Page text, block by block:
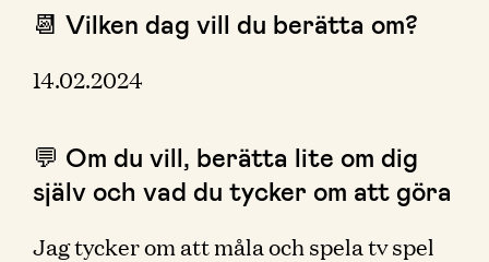
📆 Vilken dag vill du berätta om?
14.02.2024
💬 Om du vill, berätta lite om dig
själv och vad du tycker om att göra
Jag tycker om att måla och spela tv spel